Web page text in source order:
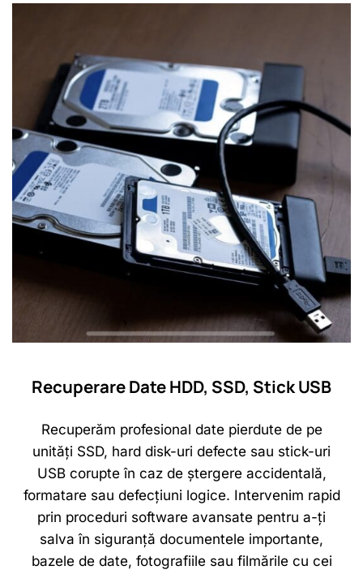
Recuperare Date HDD, SSD, Stick USB
Recuperăm profesional date pierdute de pe
unități SSD, hard disk-uri defecte sau stick-uri
USB corupte în caz de ștergere accidentală,
formatare sau defecțiuni logice. Intervenim rapid
prin proceduri software avansate pentru a-ți
salva în siguranță documentele importante,
bazele de date, fotografiile sau filmările cu cei